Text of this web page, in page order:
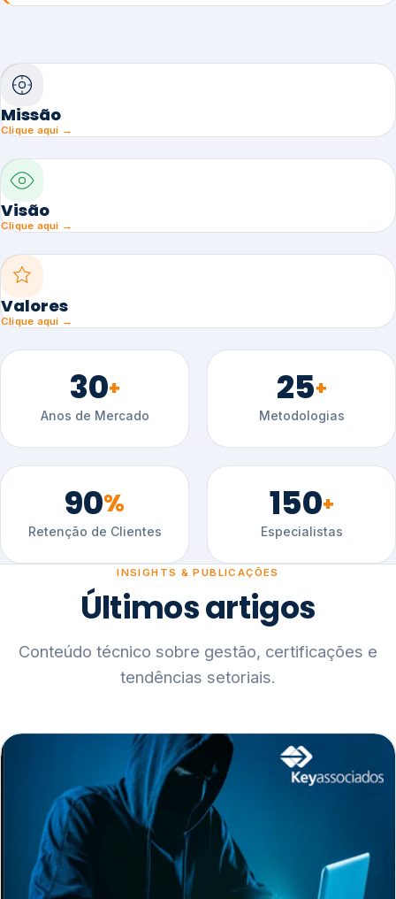
Missão
Clique aqui →
Visão
Clique aqui →
Valores
Clique aqui →
30+
Anos de Mercado
25+
Metodologias
90%
Retenção de Clientes
150+
Especialistas
INSIGHTS & PUBLICAÇÕES
Últimos artigos
Conteúdo técnico sobre gestão, certificações e
tendências setoriais.